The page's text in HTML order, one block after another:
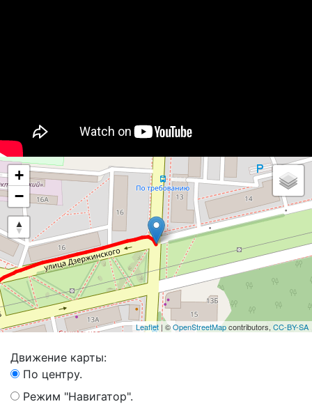
+
−
Leaflet | ©OpenStreetMapcontributors, CC-BY-SA
Движение карты:
По центру.
Режим "Навигатор".